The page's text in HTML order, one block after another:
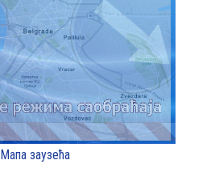
Мапа заузећа